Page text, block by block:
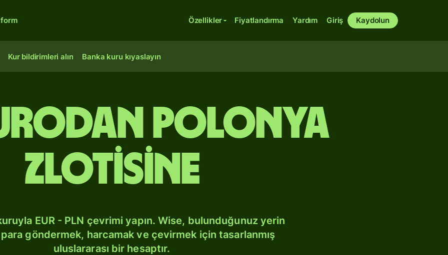
Özellikler Fiyatlandırma Yardım Giriş Kaydolun
Kur bildirimleri alın Banka kuru kıyaslayın
Polonya
zlotisine
EUR - PLN çevrimi yapın. Wise, bulunduğunuz yerin
göndermek, harcamak ve çevirmek için tasarlanmış
uluslararası bir hesaptır.